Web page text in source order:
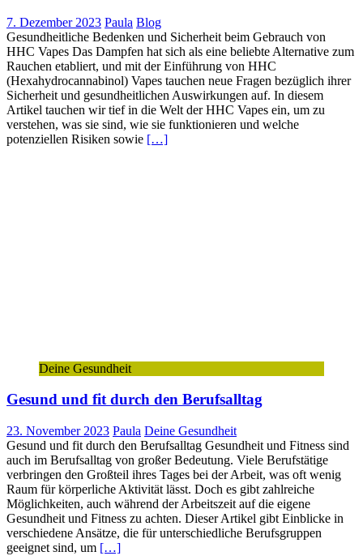
7. Dezember 2023 Paula Blog
Gesundheitliche Bedenken und Sicherheit beim Gebrauch von
HHC Vapes Das Dampfen hat sich als eine beliebte Alternative zum
Rauchen etabliert, und mit der Einführung von HHC
(Hexahydrocannabinol) Vapes tauchen neue Fragen bezüglich ihrer
Sicherheit und gesundheitlichen Auswirkungen auf. In diesem
Artikel tauchen wir tief in die Welt der HHC Vapes ein, um zu
verstehen, was sie sind, wie sie funktionieren und welche
potenziellen Risiken sowie […]
Deine Gesundheit
Gesund und fit durch den Berufsalltag
23. November 2023 Paula Deine Gesundheit
Gesund und fit durch den Berufsalltag Gesundheit und Fitness sind
auch im Berufsalltag von großer Bedeutung. Viele Berufstätige
verbringen den Großteil ihres Tages bei der Arbeit, was oft wenig
Raum für körperliche Aktivität lässt. Doch es gibt zahlreiche
Möglichkeiten, auch während der Arbeitszeit auf die eigene
Gesundheit und Fitness zu achten. Dieser Artikel gibt Einblicke in
verschiedene Ansätze, die für unterschiedliche Berufsgruppen
geeignet sind, um […]